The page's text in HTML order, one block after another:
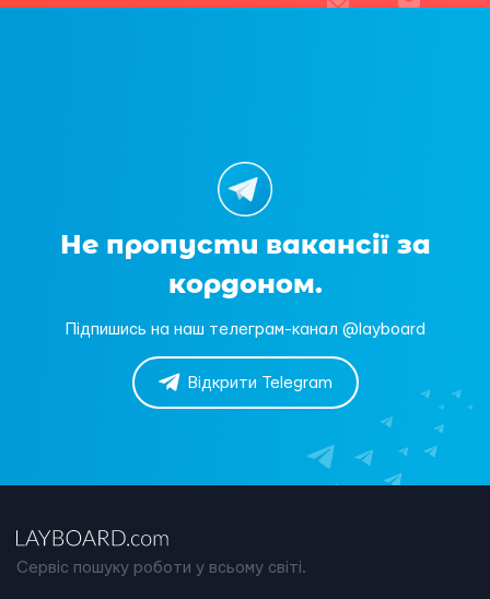
Не пропусти вакансії за
кордоном.
Підпишись на наш телеграм-канал @layboard
Відкрити Telegram
Сервіс пошуку роботи у всьому світі.